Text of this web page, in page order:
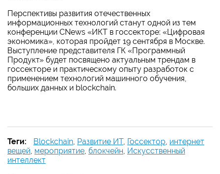
Перспективы развития отечественных
информационных технологий станут одной из тем
конференции CNews «ИКТ в госсекторе: «Цифровая
экономика», которая пройдет 19 сентября в Москве.
Выступление представителя ГК «Программный
Продукт» будет посвящено актуальным трендам в
госсекторе и практическому опыту разработок с
применением технологий машинного обучения,
больших данных и blockchain.
Теги: Blockchain, Развитие ИТ, Госсектор, интернет
вещей, мероприятие, блокчейн, Искусственный
интеллект